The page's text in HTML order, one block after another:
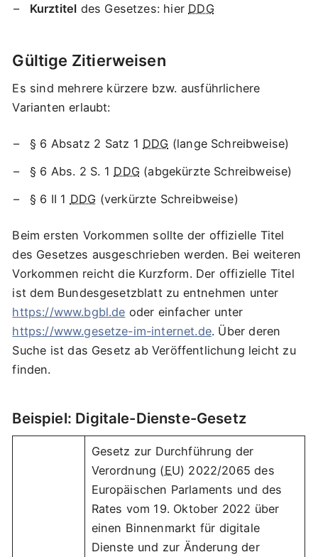
Kurztitel des Gesetzes: hier DDG
Gültige Zitierweisen
Es sind mehrere kürzere bzw. ausführlichere
Varianten erlaubt:
§ 6 Absatz 2 Satz 1 DDG (lange Schreibweise)
§ 6 Abs. 2 S. 1 DDG (abgekürzte Schreibweise)
§ 6 II 1 DDG (verkürzte Schreibweise)
Beim ersten Vorkommen sollte der offizielle Titel
des Gesetzes ausgeschrieben werden. Bei weiteren
Vorkommen reicht die Kurzform. Der offizielle Titel
ist dem Bundesgesetzblatt zu entnehmen unter
https://www.bgbl.de oder einfacher unter
https://www.gesetze-im-internet.de. Über deren
Suche ist das Gesetz ab Veröffentlichung leicht zu
finden.
Beispiel: Digitale-Dienste-Gesetz
Gesetz zur Durchführung der
Verordnung (EU) 2022/2065 des
Europäischen Parlaments und des
Rates vom 19. Oktober 2022 über
einen Binnenmarkt für digitale
Dienste und zur Änderung der